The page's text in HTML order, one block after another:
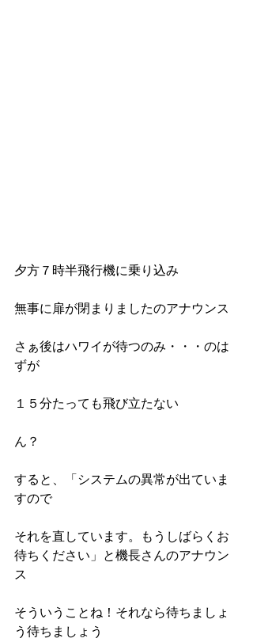
夕方７時半飛行機に乗り込み
無事に扉が閉まりましたのアナウンス
さぁ後はハワイが待つのみ・・・のは
ずが
１５分たっても飛び立たない
ん？
すると、「システムの異常が出ていま
すので
それを直しています。もうしばらくお
待ちください」と機長さんのアナウン
ス
そういうことね！それなら待ちましょ
う待ちましょう